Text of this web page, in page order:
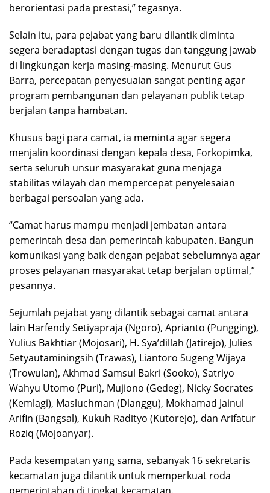
berorientasi pada prestasi,” tegasnya.
Selain itu, para pejabat yang baru dilantik diminta
segera beradaptasi dengan tugas dan tanggung jawab
di lingkungan kerja masing-masing. Menurut Gus
Barra, percepatan penyesuaian sangat penting agar
program pembangunan dan pelayanan publik tetap
berjalan tanpa hambatan.
Khusus bagi para camat, ia meminta agar segera
menjalin koordinasi dengan kepala desa, Forkopimka,
serta seluruh unsur masyarakat guna menjaga
stabilitas wilayah dan mempercepat penyelesaian
berbagai persoalan yang ada.
“Camat harus mampu menjadi jembatan antara
pemerintah desa dan pemerintah kabupaten. Bangun
komunikasi yang baik dengan pejabat sebelumnya agar
proses pelayanan masyarakat tetap berjalan optimal,”
pesannya.
Sejumlah pejabat yang dilantik sebagai camat antara
lain Harfendy Setiyapraja (Ngoro), Aprianto (Pungging),
Yulius Bakhtiar (Mojosari), H. Sya’dillah (Jatirejo), Julies
Setyautaminingsih (Trawas), Liantoro Sugeng Wijaya
(Trowulan), Akhmad Samsul Bakri (Sooko), Satriyo
Wahyu Utomo (Puri), Mujiono (Gedeg), Nicky Socrates
(Kemlagi), Masluchman (Dlanggu), Mokhamad Jainul
Arifin (Bangsal), Kukuh Radityo (Kutorejo), dan Arifatur
Roziq (Mojoanyar).
Pada kesempatan yang sama, sebanyak 16 sekretaris
kecamatan juga dilantik untuk memperkuat roda